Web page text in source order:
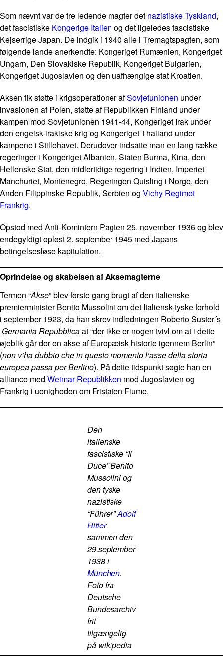
Som nævnt var de tre ledende magter det nazistiske Tyskland,
det fascistiske Kongerige Italien og det ligeledes fascistiske
Kejserrige Japan. De indgik i 1940 alle i Tremagtspagten, som
følgende lande anerkendte: Kongeriget Rumænien, Kongeriget
Ungarn, Den Slovakiske Republik, Kongeriget Bulgarien,
Kongeriget Jugoslavien og den uafhængige stat Kroatien.
Aksen fik støtte i krigsoperationer afSovjetunionen under
invasionen af Polen, støtte af Republikken Finland under
kampen mod Sovjetunionen 1941-44, Kongeriget Irak under
den engelsk-irakiske krig og Kongeriget Thailand under
kampene i Stillehavet. Derudover indsatte man en lang række
regeringer i Kongeriget Albanien, Staten Burma, Kina, den
Hellenske Stat, den midlertidige regering i Indien, Imperiet
Manchuriet, Montenegro, Regeringen Quisling i Norge, den
Anden Filippinske Republik, Serbien og Vichy Regimet
Frankrig.
Opstod med Anti-Komintern Pagten 25. november 1936 og blev
endegyldigt opløst 2. september 1945 med Japans
betingelsesløse kapitulation.
Oprindelse og skabelsen af Aksemagterne
Termen “Akse” blev første gang brugt af den italienske
premierminister Benito Mussolini om det Italiensk-tyske forhold
i september 1923, da han skrev indledningen Roberto Suster´s
Germania Repubblicaat “der ikke er nogen tvivl om at i dette
øjeblik går der en akse af Europæisk historie igennem Berlin”
(non v’ha dubbio che in questo momento l’asse della storia
europea passa per Berlino). På dette tidspunkt søgte han en
alliance med Weimar Republikken mod Jugoslavien og
Frankrig i uenigheden om Fristaten Fiume.
Den
italienske
fascistiske “Il
Duce” Benito
Mussolini og
den tyske
nazistiske
“Führer”Adolf
Hitler
sammen den
29.september
1938 i
München.
Foto fra
Deutsche
Bundesarchiv
frit
tilgængelig
på wikipedia